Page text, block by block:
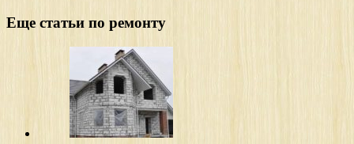
Еще статьи по ремонту